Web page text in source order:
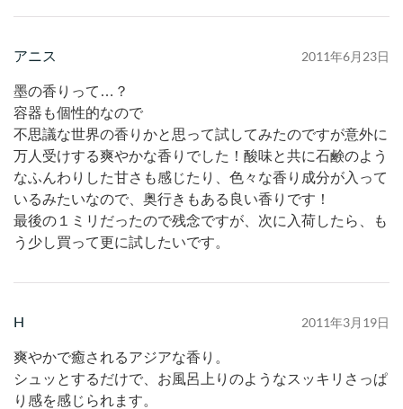
アニス 2011年6月23日
墨の香りって…？
容器も個性的なので
不思議な世界の香りかと思って試してみたのですが意外に
万人受けする爽やかな香りでした！酸味と共に石鹸のよう
なふんわりした甘さも感じたり、色々な香り成分が入って
いるみたいなので、奥行きもある良い香りです！
最後の１ミリだったので残念ですが、次に入荷したら、も
う少し買って更に試したいです。
H 2011年3月19日
爽やかで癒されるアジアな香り。
シュッとするだけで、お風呂上りのようなスッキリさっぱ
り感を感じられます。